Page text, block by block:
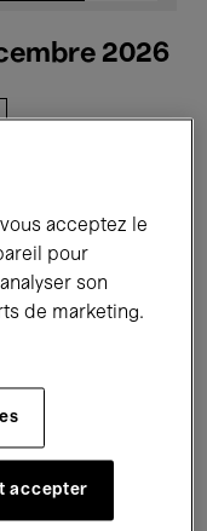
2026
acceptez le
pour
son
de marketing.
accepter